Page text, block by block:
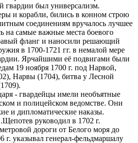
гвардии был универсализм.
и корабли, бились в конном строю
соединениям вручалось лучшее
на самые важные места боевого
фланг и наносили решающий
в 1700-1721 гг. в немалой мере
Ярчайшими её подвигами были
19 ноября 1700 г. под Нарвой,
Нарвы (1704), битва у Лесной
- гвардейцы имели необъятные
и полицейском ведомстве. Они
и дипломатические наказы.
руководил в 1702 г.
дороги от Белого моря до
г. указывал генерал-фельдмаршалу